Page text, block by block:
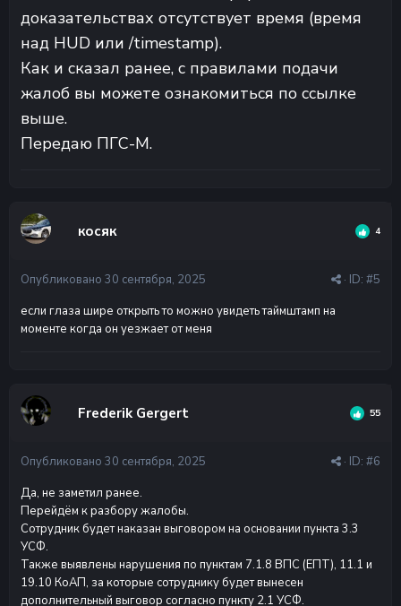
доказательствах отсутствует время (время
над HUD или /timestamp).
Как и сказал ранее, с правилами подачи
жалоб вы можете ознакомиться по ссылке
выше.
Передаю ПГС-М.
косяк 4
· ID: #5
Опубликовано 30 сентября, 2025
если глаза шире открыть то можно увидеть таймштамп на
моменте когда он уезжает от меня
Frederik Gergert 55
· ID: #6
Опубликовано 30 сентября, 2025
Да, не заметил ранее.
Перейдём к разбору жалобы.
Сотрудник будет наказан выговором на основании пункта 3.3
УСФ.
Также выявлены нарушения по пунктам 7.1.8 ВПС (ЕПТ), 11.1 и
19.10 КоАП, за которые сотруднику будет вынесен
дополнительный выговор согласно пункту 2.1 УСФ.